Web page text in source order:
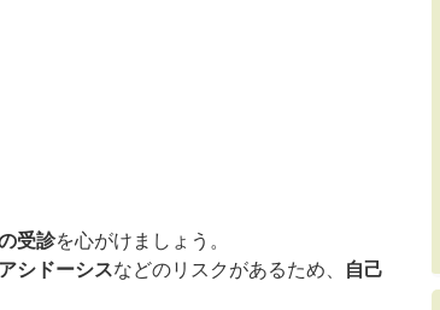
受診を心がけましょう。
シドーシスなどのリスクがあるため、
自己